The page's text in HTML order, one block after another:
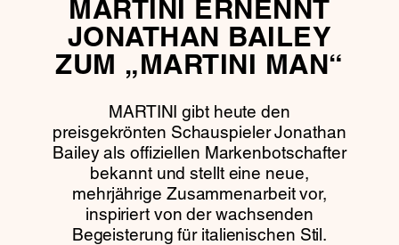
MARTINI ERNENNT
JONATHAN BAILEY
ZUM „MARTINI MAN“
MARTINI gibt heute den
preisgekrönten Schauspieler Jonathan
Bailey als offiziellen Markenbotschafter
bekannt und stellt eine neue,
mehrjährige Zusammenarbeit vor,
inspiriert von der wachsenden
Begeisterung für italienischen Stil.